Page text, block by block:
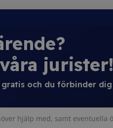
jurister!
och du förbinder